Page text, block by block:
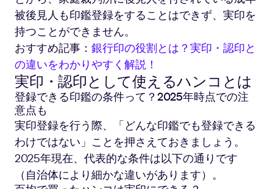
被後見人も印鑑登録をすることはできず、実印を
持つことができません。
おすすめ記事： 銀行印の役割とは？実印・認印と
の違いをわかりやすく解説！
実印・認印として使えるハンコとは
登録できる印鑑の条件って？2025年時点での注
意点も
実印登録を行う際、「どんな印鑑でも登録できる
わけではない」ことを押さえておきましょう。
2025年現在、代表的な条件は以下の通りです
（自治体により細かな違いがあります）。